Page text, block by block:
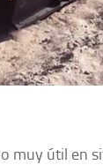
muy útil en